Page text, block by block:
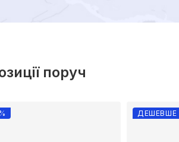
поруч
ДЕШЕВШЕ